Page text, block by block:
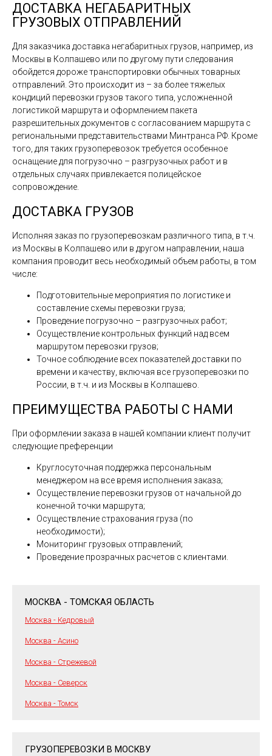
ДОСТАВКА НЕГАБАРИТНЫХ
ГРУЗОВЫХ ОТПРАВЛЕНИЙ
Для заказчика доставка негабаритных грузов, например, из
Москвы в Колпашево или по другому пути следования
обойдется дороже транспортировки обычных товарных
отправлений. Это происходит из – за более тяжелых
кондиций перевозки грузов такого типа, усложненной
логистикой маршрута и оформлением пакета
разрешительных документов с согласованием маршрута с
региональными представительствами Минтранса РФ. Кроме
того, для таких грузоперевозок требуется особенное
оснащение для погрузочно – разгрузочных работ и в
отдельных случаях привлекается полицейское
сопровождение.
ДОСТАВКА ГРУЗОВ
Исполняя заказ по грузоперевозкам различного типа, в т.ч.
из Москвы в Колпашево или в другом направлении, наша
компания проводит весь необходимый объем работы, в том
числе:
Подготовительные мероприятия по логистике и
составление схемы перевозки груза;
Проведение погрузочно – разгрузочных работ;
Осуществление контрольных функций над всем
маршрутом перевозки грузов;
Точное соблюдение всех показателей доставки по
времени и качеству, включая все грузоперевозки по
России, в т.ч. и из Москвы в Колпашево.
ПРЕИМУЩЕСТВА РАБОТЫ С НАМИ
При оформлении заказа в нашей компании клиент получит
следующие преференции
Круглосуточная поддержка персональным
менеджером на все время исполнения заказа;
Осуществление перевозки грузов от начальной до
конечной точки маршрута;
Осуществление страхования груза (по
необходимости);
Мониторинг грузовых отправлений;
Проведение прозрачных расчетов с клиентами.
МОСКВА - ТОМСКАЯ ОБЛАСТЬ
Москва - Кедровый
Москва - Асино
Москва - Стрежевой
Москва - Северск
Москва - Томск
ГРУЗОПЕРЕВОЗКИ В МОСКВУ